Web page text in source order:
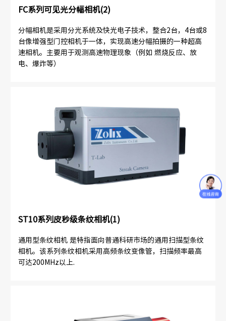
FC系列可见光分幅相机(2)
分幅相机是采用分光系统及快光电子技术，整合2台，4台或8
台像增强型门控相机于一体，实现高速分幅拍摄的一种超高
速相机。主要用于观测高速物理现象（例如 燃烧反应、放
电、爆炸等）
ST10系列皮秒级条纹相机(1)
通用型条纹相机 是特指面向普通科研市场的通用扫描型条纹
相机。该系列条纹相机采用高频条纹变像管，扫描频率最高
可达200MHz以上.